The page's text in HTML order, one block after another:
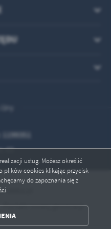
43
rabka.pl
Portale nowej generacji
usług. Możesz określić
plików cookies klikając przycisk
do zapoznania się z
.
prezentujących nasze
mediów